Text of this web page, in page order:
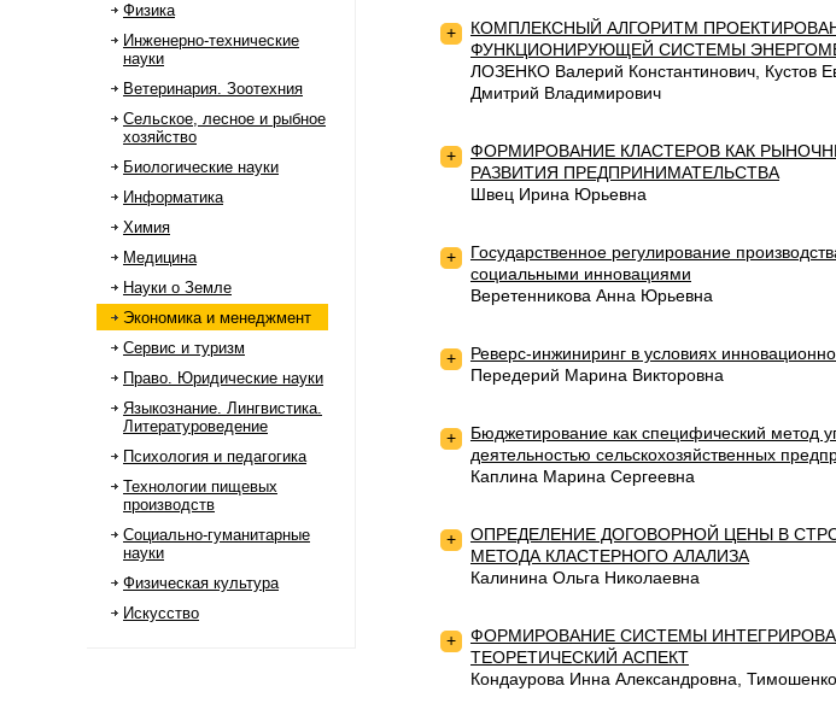
Физика
Инженерно-технические
науки
Ветеринария. Зоотехния
Сельское, лесное и рыбное
хозяйство
Биологические науки
Информатика
Химия
Медицина
Науки о Земле
Экономика и менеджмент
Сервис и туризм
Право. Юридические науки
Языкознание. Лингвистика.
Литературоведение
Психология и педагогика
Технологии пищевых
производств
Социально-гуманитарные
науки
Физическая культура
Искусство
+
КОМПЛЕКСНЫЙ АЛГОРИТМ
ФУНКЦИОНИРУЮЩЕЙ СИСТЕМЫ
ЛОЗЕНКО Валерий Константинович, Кустов
Дмитрий Владимирович
+
ФОРМИРОВАНИЕ КЛАСТЕРОВ КАК
РАЗВИТИЯ ПРЕДПРИНИМАТЕЛЬСТВА
Швец Ирина Юрьевна
+
Государственное регулирование
социальными инновациями
Веретенникова Анна Юрьевна
+ Реверс-инжиниринг в условиях
Передерий Марина Викторовна
+
Бюджетирование как специфический метод
деятельностью сельскохозяйственных
Каплина Марина Сергеевна
+
ОПРЕДЕЛЕНИЕ ДОГОВОРНОЙ ЦЕНЫ В
МЕТОДА КЛАСТЕРНОГО АЛАЛИЗА
Калинина Ольга Николаевна
+
ФОРМИРОВАНИЕ СИСТЕМЫ
ТЕОРЕТИЧЕСКИЙ АСПЕКТ
Кондаурова Инна Александровна,